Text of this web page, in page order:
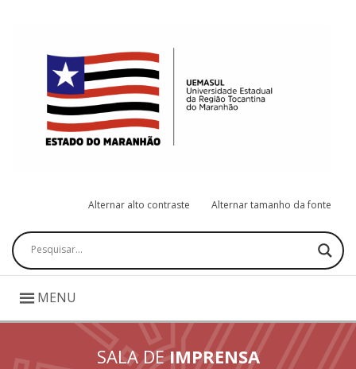
Alternar alto contraste Alternar tamanho da fonte
Pesquisar
MENU
SALA DEIMPRENSA